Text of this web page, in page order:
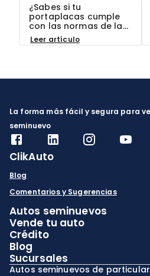
permitidos y
cómo evitar
multas?
¿Sabes si tu
portaplacas cumple
con las normas de la
CDMX? Descubre qué
modelos están
y por qué elegir autos
verificada en ClikAuto
Leer artículo
La forma más fácil y segura para
seminuevo
ClikAuto
Blog
Comentarios y Sugerencias
Autos seminuevos
Vende tu auto
Crédito
Blog
Sucursales
Autos seminuevos de